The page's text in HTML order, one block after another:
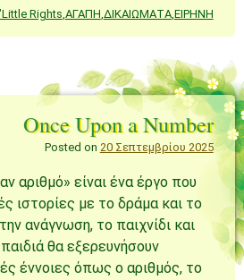
Rights ΑΓΑΠΗ ΔΙΚΑΙΩΜΑΤΑ, ΕΙΡΗΝΗ
Once Upon a Number
Posted on 20 Σεπτεμβρίου 2025
αριθμό» είναι ένα έργο που
ιστορίες με το δράμα και το
ανάγνωση, το παιχνίδι και
θα εξερευνήσουν
έννοιες όπως ο αριθμός, το